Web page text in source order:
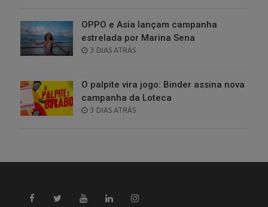
OPPO e Asia lançam campanha
estrelada por Marina Sena
POSTED
3 DIAS ATRÁS
O palpite vira jogo: Binder assina nova
campanha da Loteca
POSTED
3 DIAS ATRÁS